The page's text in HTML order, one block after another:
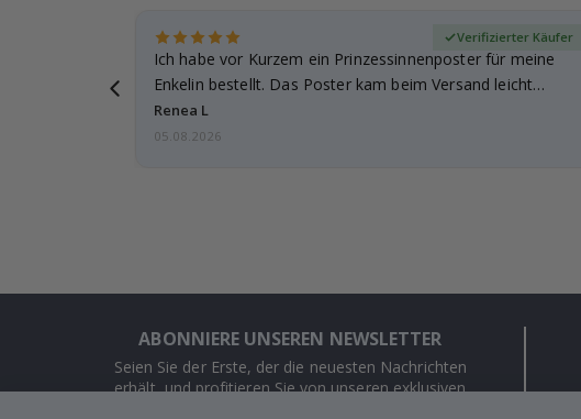
Ich habe vor Kurzem ein Prinzessinnenposter für meine
Enkelin bestellt. Das Poster kam beim Versand leicht
beschädigt…
Renea L
Verifizierter Käufer
05.08.2026
ABONNIERE UNSEREN NEWSLETTER
Seien Sie der Erste, der die neuesten Nachrichten
erhält, und profitieren Sie von unseren exklusiven